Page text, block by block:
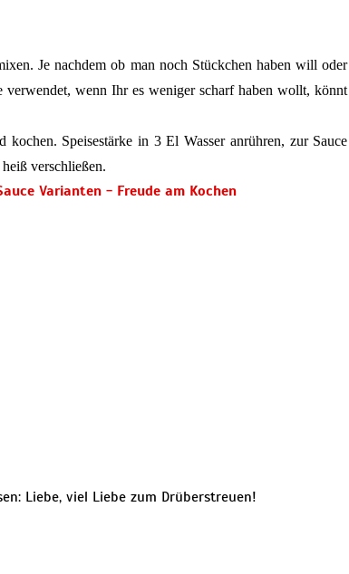
Je nachdem ob man noch Stückchen haben will oder
wenn Ihr es weniger scharf haben wollt, könnt
Speisestärke in 3 El Wasser anrühren, zur Sauce
verschließen.
Liebe, viel Liebe zum Drüberstreuen!